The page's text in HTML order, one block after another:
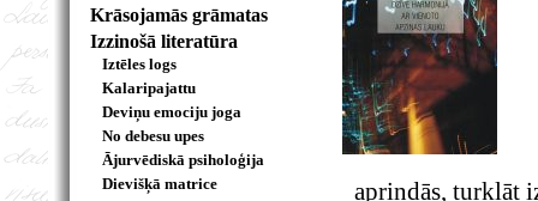
Krāsojamās grāmatas
Izzinošā literatūra
Iztēles logs
Kalaripajattu
Deviņu emociju joga
No debesu upes
Ājurvēdiskā psiholoģija
Dievišķā matrice
aprindās, turklāt